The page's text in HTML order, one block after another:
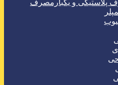
پلاستیکی و یکبارمصرف